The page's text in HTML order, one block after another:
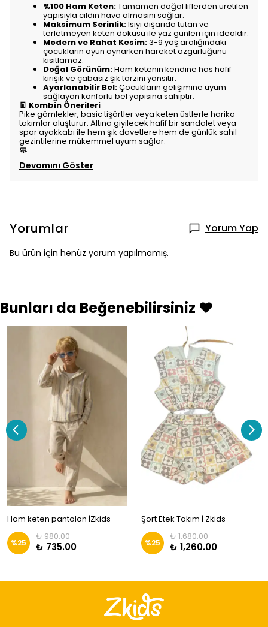
%100 Ham Keten:Tamamen doğal liflerden üretilen
yapısıyla cildin hava almasını sağlar.
Maksimum Serinlik:Isıyı dışarıda tutan ve
terletmeyen keten dokusu ile yaz günleri için idealdir.
Modern ve Rahat Kesim:3-9 yaş aralığındaki
çocukların oyun oynarken hareket özgürlüğünü
kısıtlamaz.
Doğal Görünüm:Ham ketenin kendine has hafif
kırışık ve çabasız şık tarzını yansıtır.
Ayarlanabilir Bel:Çocukların gelişimine uyum
sağlayan konforlu bel yapısına sahiptir.
👖 Kombin Önerileri
Pike gömlekler, basic tişörtler veya keten üstlerle harika
takımlar oluşturur. Altına giyilecek hafif bir sandalet veya
spor ayakkabı ile hem şık davetlere hem de günlük sahil
gezintilerine mükemmel uyum sağlar.
🧼
Devamını Göster
Yorumlar Yorum Yap
Bu ürün için henüz yorum yapılmamış.
Bunları da Beğenebilirsiniz ❤️
Ham keten pantolon |Zkids
%25
₺ 980.00
₺ 735.00
Şort Etek Takım | Zkids
%25
₺ 1,680.00
₺ 1,260.00